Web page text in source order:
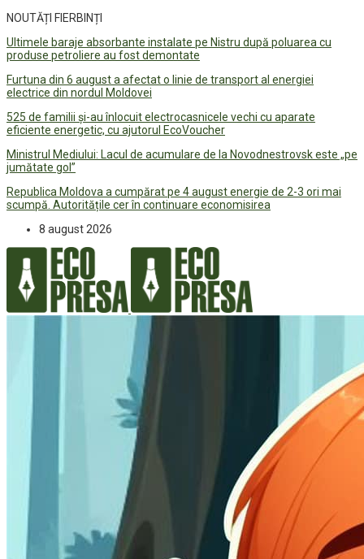
NOUTĂȚI FIERBINȚI
Ultimele baraje absorbante instalate pe Nistru după poluarea cu
produse petroliere au fost demontate
Furtuna din 6 august a afectat o linie de transport al energiei
electrice din nordul Moldovei
525 de familii și-au înlocuit electrocasnicele vechi cu aparate
eficiente energetic, cu ajutorul EcoVoucher
Ministrul Mediului: Lacul de acumulare de la Novodnestrovsk este „pe
jumătate gol”
Republica Moldova a cumpărat pe 4 august energie de 2-3 ori mai
scumpă. Autoritățile cer în continuare economisirea
8 august 2026